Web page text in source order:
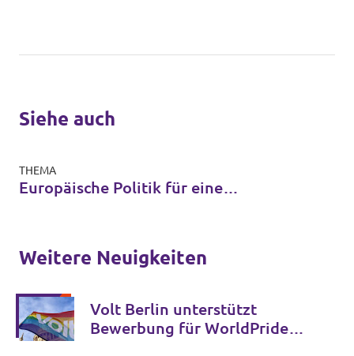
Siehe auch
THEMA
Europäische Politik für eine
Weitere Neuigkeiten
Volt Berlin unterstützt
Bewerbung für WorldPride